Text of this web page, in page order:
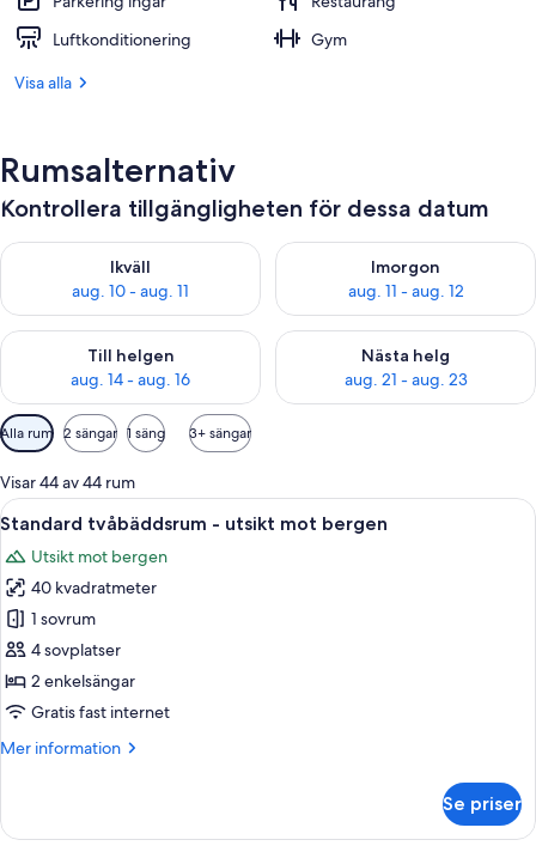
Luftkonditionering
Gym
Visa alla
Rumsalternativ
Kontrollera tillgängligheten för dessa datum
Ikväll
aug. 10 - aug. 11
Kontrollera tillgängligheten för ikväll aug. 10 - aug. 11
Imorgon
aug. 11 - aug. 12
Kontrollera tillgängligheten
Till helgen
aug. 14 - aug. 16
Kontrollera tillgängligheten för den här helgen aug. 14 - aug.
Nästa helg
aug. 21 - aug. 23
Kontrollera tillgängligheten
Tillgängliga
filter
för
rum
Alla rum 2 sängar 1 säng 3+ sängar
Visar 44 av 44 rum
Öppna
alla
foton
för
Standard
tvåbäddsrum
-
utsikt
bergen
Ett hotellrum med två sängar, en
5
Standard tvåbäddsrum - utsikt mot bergen
Utsikt mot bergen
40 kvadratmeter
1 sovrum
4 sovplatser
2 enkelsängar
Gratis fast internet
Mer information
Mer
tvåbäddsrum
Se priser